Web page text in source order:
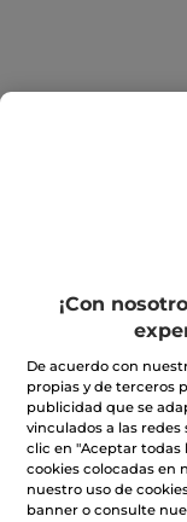
Esmalte
Un esmalte con
y con la
3.7
3.7
5
Leer
reseñas
de
Esmalte
de
Uñas
034.
Bleu
automne
¡Con
De acuerdo con
propias y de terceros
publicidad que se
vinculados a las redes
clic en "Aceptar todas
cookies colocadas en
nuestro uso de
banner o consulte